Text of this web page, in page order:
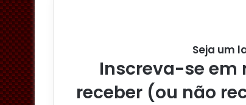
Seja um
Inscreva-se em
receber (ou não